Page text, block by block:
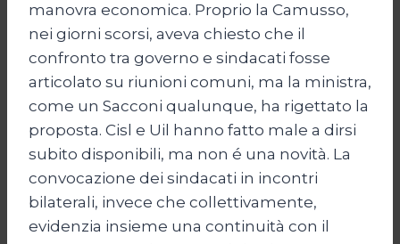
manovra economica. Proprio la Camusso,
nei giorni scorsi, aveva chiesto che il
confronto tra governo e sindacati fosse
articolato su riunioni comuni, ma la ministra,
come un Sacconi qualunque, ha rigettato la
proposta. Cisl e Uil hanno fatto male a dirsi
subito disponibili, ma non é una novità. La
convocazione dei sindacati in incontri
bilaterali, invece che collettivamente,
evidenzia insieme una continuità con il